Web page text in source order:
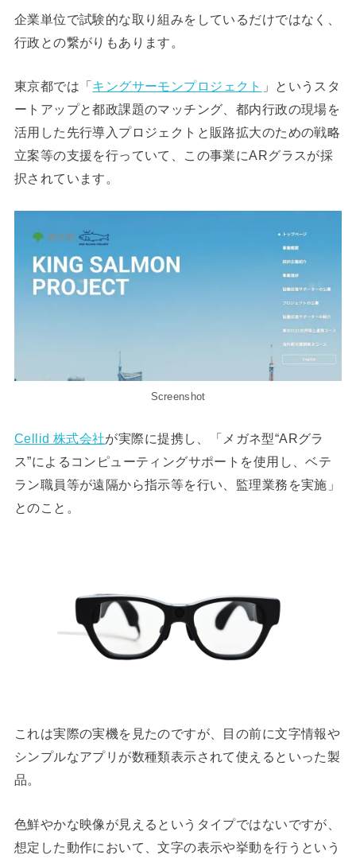
企業単位で試験的な取り組みをしているだけではなく、
行政との繋がりもあります。
東京都では「キングサーモンプロジェクト
」というスタ
ートアップと都政課題のマッチング、都内行政の現場を
活用した先行導入プロジェクトと販路拡大のための戦略
立案等の支援を行っていて、この事業にARグラスが採
択されています。
Screenshot
Cellid 株式会社が実際に提携し、「メガネ型“ARグラ
ス”によるコンピューティングサポートを使用し、ベテ
ラン職員等が遠隔から指示等を行い、監理業務を実施」
とのこと。
これは実際の実機を見たのですが、目の前に文字情報や
シンプルなアプリが数種類表示されて使えるといった製
品。
色鮮やかな映像が見えるというタイプではないですが、
想定した動作において、文字の表示や挙動を行うという